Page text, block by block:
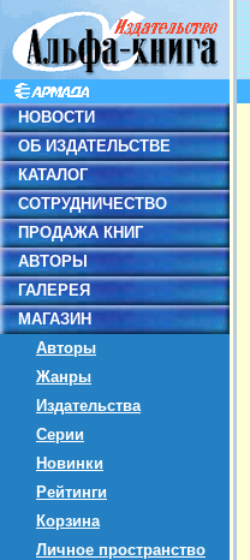
НОВОСТИ
ОБ ИЗДАТЕЛЬСТВЕ
КАТАЛОГ
СОТРУДНИЧЕСТВО
ПРОДАЖА КНИГ
АВТОРЫ
ГАЛЕРЕЯ
МАГАЗИН
Авторы
Жанры
Издательства
Серии
Новинки
Рейтинги
Корзина
Личное пространство